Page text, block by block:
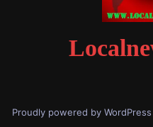
Proudly powered by WordPress